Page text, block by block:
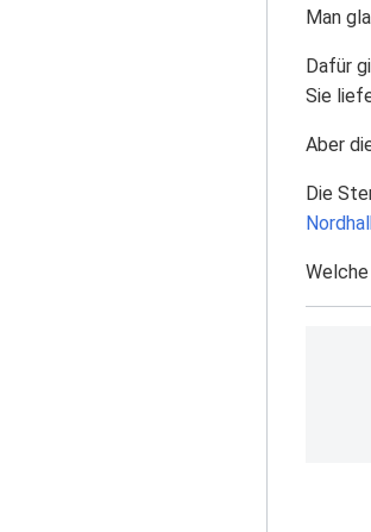
Man
Dafür
Sie
Aber
Die